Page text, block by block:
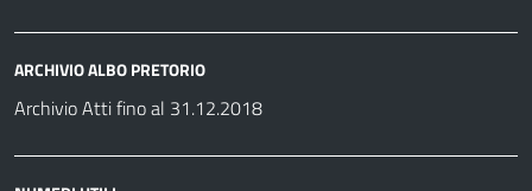
ARCHIVIO ALBO PRETORIO
Archivio Atti fino al 31.12.2018